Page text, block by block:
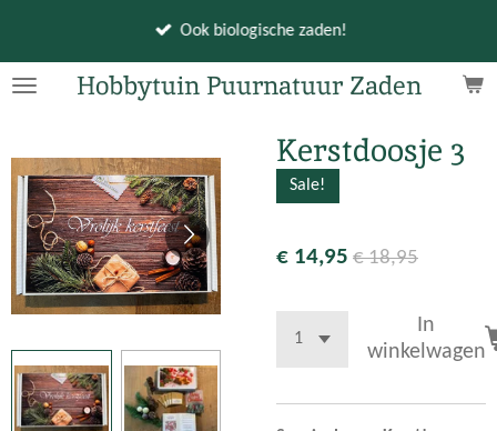
naar
Hobbytuin Puurnatuur Zaden
Ook biologische zaden!
Kerstdoosje 3
Sale!
€ 14,95 € 18,95
In
winkelwagen